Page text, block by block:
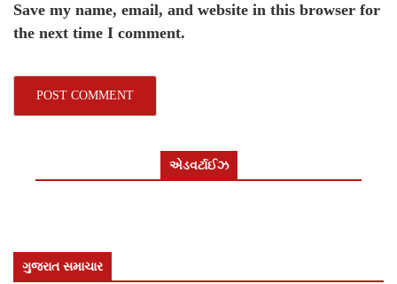
Save my name, email, and website in this browser for
the next time I comment.
એડવર્ટાઈઝ
ગુજરાત સમાચાર